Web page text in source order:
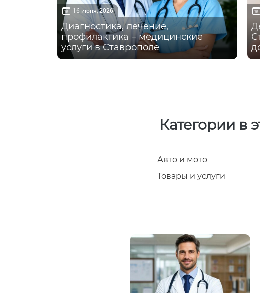
16 июня, 2026
Диагностика, лечение,
профилактика – медицинские
услуги в Ставрополе
Категории в
Авто и мото
Товары и услуги